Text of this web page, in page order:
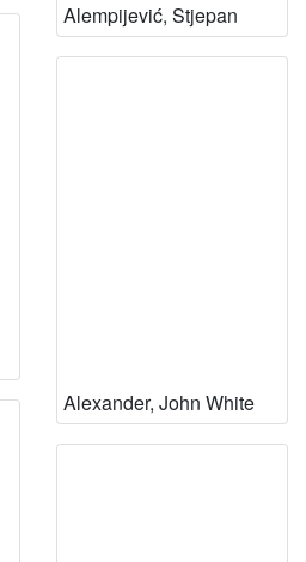
Alempijević, Stjepan
Alexander, John White